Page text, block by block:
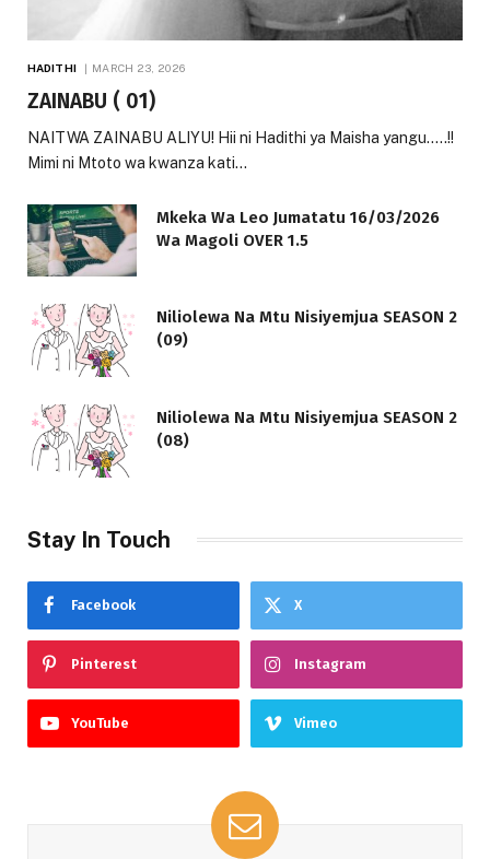
HADITHI MARCH 23, 2026
ZAINABU ( 01)
NAITWA ZAINABU ALIYU! Hii ni Hadithi ya Maisha yangu…..!!
Mimi ni Mtoto wa kwanza kati…
Mkeka Wa Leo Jumatatu 16/03/2026
Wa Magoli OVER 1.5
Niliolewa Na Mtu Nisiyemjua SEASON 2
(09)
Niliolewa Na Mtu Nisiyemjua SEASON 2
(08)
Stay In Touch
Facebook X
Pinterest Instagram
YouTube Vimeo